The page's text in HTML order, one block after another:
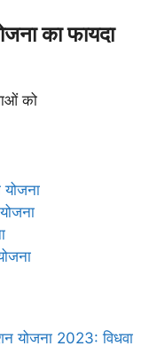
का फायदा
को
योजना
योजना 2023: विधवा